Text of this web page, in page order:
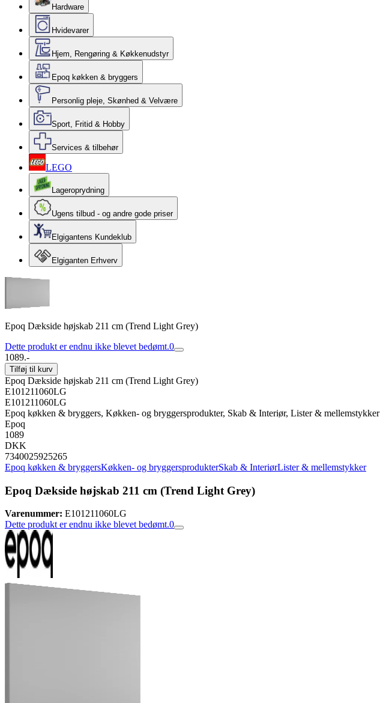
Hardware
Hvidevarer
Hjem, Rengøring & Køkkenudstyr
Epoq køkken & bryggers
Personlig pleje, Skønhed & Velvære
Sport, Fritid & Hobby
Services & tilbehør
LEGO
Lageroprydning
Ugens tilbud - og andre gode priser
Elgigantens Kundeklub
Elgiganten Erhverv
Epoq Dækside højskab 211 cm (Trend Light Grey)
Dette produkt er endnu ikke blevet bedømt.0
1089.-
Tilføj til kurv
Epoq Dækside højskab 211 cm (Trend Light Grey)
E101211060LG
E101211060LG
Epoq køkken & bryggers, Køkken- og bryggersprodukter, Skab & Interiør, Lister & mellemstykker
Epoq
1089
DKK
7340025925265
Epoq køkken & bryggersKøkken- og bryggersprodukterSkab & InteriørLister & mellemstykker
Epoq Dækside højskab 211 cm (Trend Light Grey)
Varenummer: E101211060LG
Dette produkt er endnu ikke blevet bedømt.0